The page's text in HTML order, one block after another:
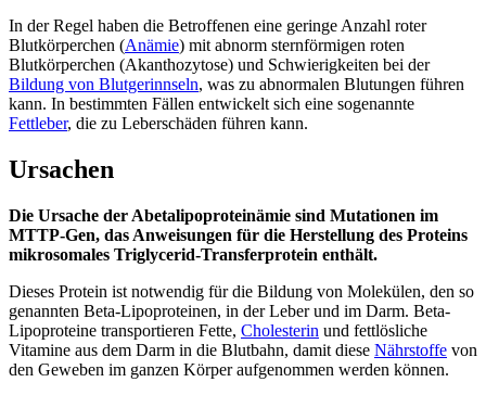
In der Regel haben die Betroffenen eine geringe Anzahl roter
Blutkörperchen (Anämie) mit abnorm sternförmigen roten
Blutkörperchen (Akanthozytose) und Schwierigkeiten bei der
Bildung von Blutgerinnseln, was zu abnormalen Blutungen führen
kann. In bestimmten Fällen entwickelt sich eine sogenannte
Fettleber, die zu Leberschäden führen kann.
Ursachen
Die Ursache der Abetalipoproteinämie sind Mutationen im
MTTP-Gen, das Anweisungen für die Herstellung des Proteins
mikrosomales Triglycerid-Transferprotein enthält.
Dieses Protein ist notwendig für die Bildung von Molekülen, den so
genannten Beta-Lipoproteinen, in der Leber und im Darm. Beta-
Lipoproteine transportieren Fette, Cholesterin und fettlösliche
Vitamine aus dem Darm in die Blutbahn, damit diese Nährstoffe von
den Geweben im ganzen Körper aufgenommen werden können.